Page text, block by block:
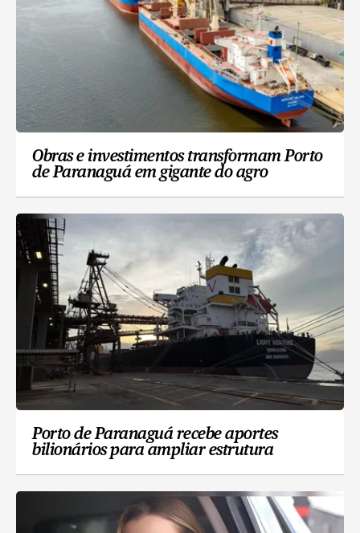
Obras e investimentos transformam Porto
de Paranaguá em gigante do agro
Porto de Paranaguá recebe aportes
bilionários para ampliar estrutura